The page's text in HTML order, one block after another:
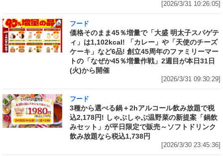
[2026/3/31 10:26:05]
フード
価格そのまま45％増量で「大盛 明太子スパゲテ
ィ」は1,102kcal! 「カレー」や「天使のチーズ
ケーキ」など6品! 創立45周年のファミリーマー
トの「なぜか45％増量作戦」2週目が本日31日
(火)から開催
[2026/3/31 09:30:29]
フード
3種から選べる鍋＋2hアルコール飲み放題で税
込2,178円! しゃぶしゃぶ温野菜の新提案「鍋飲
みセット」が平日限定で販売～ソフトドリンク
飲み放題なら税込1,738円
[2026/3/30 23:45:36]